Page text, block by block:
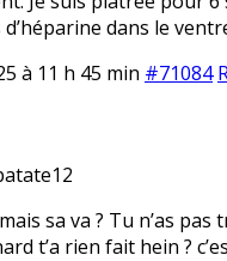
dans le
à 11 h 45 min #71084
sa va ? Tu n’as pas
t’a rien fait hein ?